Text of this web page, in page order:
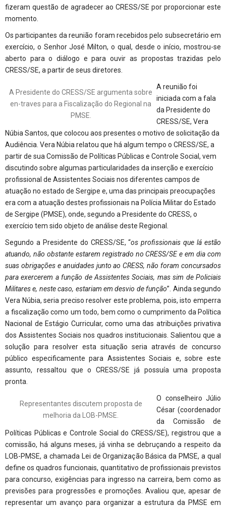
fizeram questão de agradecer ao CRESS/SE por proporcionar este
momento.
Os participantes da reunião foram recebidos pelo subsecretário em
exercício, o Senhor José Milton, o qual, desde o início, mostrou-se
aberto para o diálogo e para ouvir as propostas trazidas pelo
CRESS/SE, a partir de seus diretores.
A Presidente do CRESS/SE argumenta sobre
en-traves para a Fiscalização do Regional na
PMSE.
A reunião foi
iniciada com a fala
da Presidente do
CRESS/SE, Vera
Núbia Santos, que colocou aos presentes o motivo de solicitação da
Audiência. Vera Núbia relatou que há algum tempo o CRESS/SE, a
partir de sua Comissão de Políticas Públicas e Controle Social, vem
discutindo sobre algumas particularidades da inserção e exercício
profissional de Assistentes Sociais nos diferentes campos de
atuação no estado de Sergipe e, uma das principais preocupações
era com a atuação destes profissionais na Polícia Militar do Estado
de Sergipe (PMSE), onde, segundo a Presidente do CRESS, o
exercício tem sido objeto de análise deste Regional.
Segundo a Presidente do CRESS/SE, “os profissionais que lá estão
atuando, não obstante estarem registrado no CRESS/SE e em dia com
suas obrigações e anuidades junto ao CRESS, não foram concursados
para exercerem a função de Assistentes Sociais, mas sim de Policiais
Militares e, neste caso, estariam em desvio de função”. Ainda segundo
Vera Núbia, seria preciso resolver este problema, pois, isto emperra
a fiscalização como um todo, bem como o cumprimento da Política
Nacional de Estágio Curricular, como uma das atribuições privativa
dos Assistentes Sociais nos quadros institucionais. Salientou que a
solução para resolver esta situação seria através de concurso
público especificamente para Assistentes Sociais e, sobre este
assunto, ressaltou que o CRESS/SE já possuía uma proposta
pronta.
Representantes discutem proposta de
melhoria da LOB-PMSE.
O conselheiro Júlio
César (coordenador
da Comissão de
Políticas Públicas e Controle Social do CRESS/SE), registrou que a
comissão, há alguns meses, já vinha se debruçando a respeito da
LOB-PMSE, a chamada Lei de Organização Básica da PMSE, a qual
define os quadros funcionais, quantitativo de profissionais previstos
para concurso, exigências para ingresso na carreira, bem como as
previsões para progressões e promoções. Avaliou que, apesar de
representar um avanço para organizar a estrutura da PMSE em